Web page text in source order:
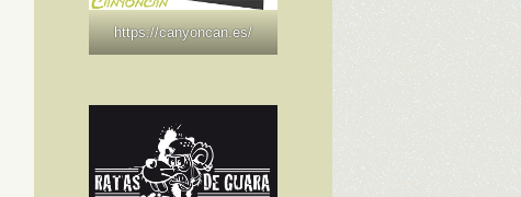
https://canyoncan.es/